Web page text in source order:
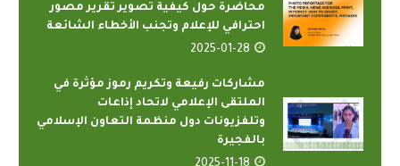
محاضرة حول كيفية تصوير تقرير مصور
احترافي للإعلام وتجنب الأخطاء الشائعة
2025-01-28
مشاركات رفيعة وتكريم رموز مؤثرة في
الملتقى الإعلامي لاتحاد إذاعات
وتلفزيونات دول منظمة التعاون الإسلامي
بالفجيرة